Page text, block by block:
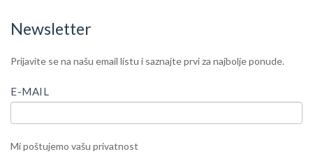
Newsletter
Newsletter
Prijavite se na našu email listu i saznajte prvi za najbolje ponude.
E-MAIL
Mi poštujemo vašu privatnost
IF
ARE
HUMAN,
FIELD